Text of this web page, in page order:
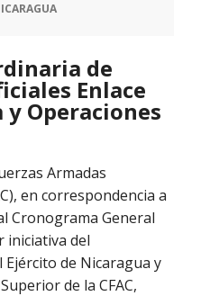
de
Enlace
Operaciones
Armadas
en correspondencia a
Cronograma General
iniciativa del
Ejército de Nicaragua y
de la CFAC,